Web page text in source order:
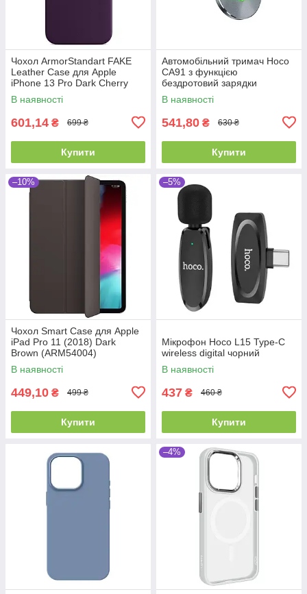
Чохол ArmorStandart FAKE
Leather Case для Apple
iPhone 13 Pro Dark Cherry
(ARM61375)
В наявності
601,14 ₴ 699 ₴
Купити
Автомобільний тримач Hoco
CA91 з функцією
бездротовий зарядки
MagSafe (15W) сірий
В наявності
541,80 ₴ 630 ₴
Купити
–10%
Чохол Smart Case для Apple
iPad Pro 11 (2018) Dark
Brown (ARM54004)
В наявності
449,10 ₴ 499 ₴
Купити
–5%
Мікрофон Hoco L15 Type-C
wireless digital чорний
В наявності
437 ₴ 460 ₴
Купити
–4%